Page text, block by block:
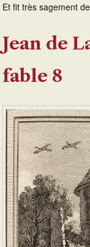
Et fit très sagement
Jean de
fable 8